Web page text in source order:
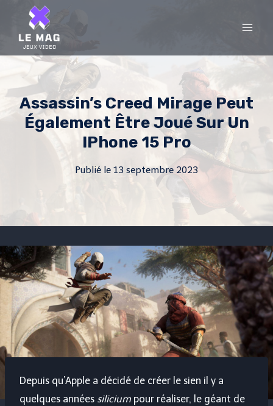
content
Assassin’s Creed Mirage Peut
Également Être Joué Sur Un
IPhone 15 Pro
Publié le 13 septembre 2023
Depuis qu’Apple a décidé de créer le sien il y a
quelques années silicium pour réaliser, le géant de